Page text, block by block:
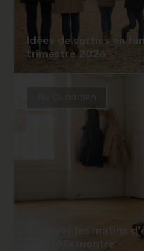
Idées de sorties en
trimestre 2026
Préparer les matins
contre la montre